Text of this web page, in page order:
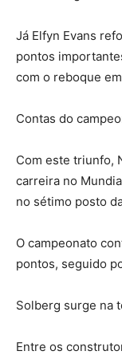
Já Elfyn Evans
pontos
com o reboque
Contas do
Com este triunfo,
carreira no
no sétimo posto
O campeonato
pontos, seguido
Solberg surge na
Entre os